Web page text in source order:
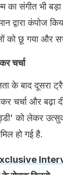
का संगीत भी
द्वारा कंपोज
को छू गया और
चर्चा
के बाद दूसरा
चर्चा और बढ़ा
को लेकर
हो गई है.